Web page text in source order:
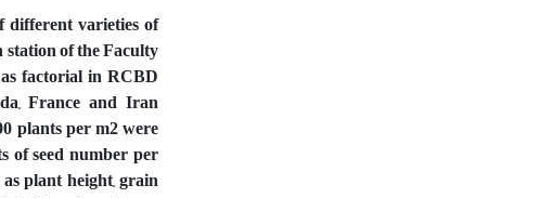
varieties of
station of the Faculty
factorial in RCBD
France and Iran
plants per m2 were
of seed number per
plant height, grain